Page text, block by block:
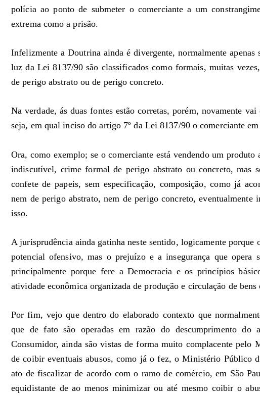
polícia ao ponto de submeter o comerciante a um
extrema como a prisão.
Infelizmente a Doutrina ainda é divergente, normalmente apenas
luz da Lei 8137/90 são classificados como formais, muitas
de perigo abstrato ou de perigo concreto.
Na verdade, ás duas fontes estão corretas, porém, novamente
seja, em qual inciso do artigo 7º da Lei 8137/90 o comerciante
Ora, como exemplo; se o comerciante está vendendo um
indiscutível, crime formal de perigo abstrato ou concreto, mas
confete de papeis, sem especificação, composição, como já
nem de perigo abstrato, nem de perigo concreto, eventualmente
isso.
A jurisprudência ainda gatinha neste sentido, logicamente porque
potencial ofensivo, mas o prejuízo e a insegurança que opera
principalmente porque fere a Democracia e os princípios
atividade econômica organizada de produção e circulação de
Por fim, vejo que dentro do elaborado contexto que
que de fato são operadas em razão do descumprimento
Consumidor, ainda são vistas de forma muito complacente pelo
de coibir eventuais abusos, como já o fez, o Ministério Público
ato de fiscalizar de acordo com o ramo de comércio, em São
equidistante de ao menos minimizar ou até mesmo coibir o